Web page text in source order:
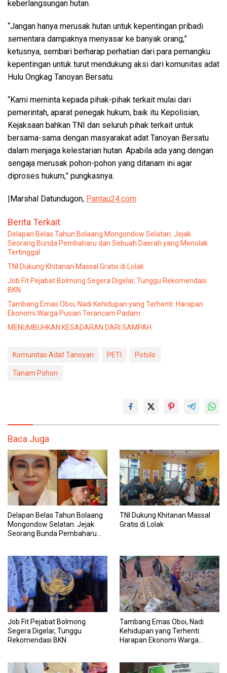
keberlangsungan hutan.
“Jangan hanya merusak hutan untuk kepentingan pribadi
sementara dampaknya menyasar ke banyak orang,”
ketusnya, sembari berharap perhatian dari para pemangku
kepentingan untuk turut mendukung aksi dari komunitas adat
Hulu Ongkag Tanoyan Bersatu.
“Kami meminta kepada pihak-pihak terkait mulai dari
pemerintah, aparat penegak hukum, baik itu Kepolisian,
Kejaksaan bahkan TNI dan seluruh pihak terkait untuk
bersama-sama dengan masyarakat adat Tanoyan Bersatu
dalam menjaga kelestarian hutan. Apabila ada yang dengan
sengaja merusak pohon-pohon yang ditanam ini agar
diproses hukum,” pungkasnya.
|Marshal Datundugon, Pantau24.com
Berita Terkait
Delapan Belas Tahun Bolaang Mongondow Selatan: Jejak
Seorang Bunda Pembaharu dan Sebuah Daerah yang Menolak
Tertinggal
TNI Dukung Khitanan Massal Gratis di Lolak
Job Fit Pejabat Bolmong Segera Digelar, Tunggu Rekomendasi
BKN
Tambang Emas Oboi, Nadi Kehidupan yang Terhenti: Harapan
Ekonomi Warga Pusian Terancam Padam
MENUMBUHKAN KESADARAN DARI SAMPAH
Komunitas Adat Tanoyan PETI Potolo
Tanam Pohon
Baca Juga
Delapan Belas Tahun Bolaang
Mongondow Selatan: Jejak
Seorang Bunda Pembaharu
TNI Dukung Khitanan Massal
Gratis di Lolak
Job Fit Pejabat Bolmong
Segera Digelar, Tunggu
Rekomendasi BKN
Tambang Emas Oboi, Nadi
Kehidupan yang Terhenti:
Harapan Ekonomi Warga